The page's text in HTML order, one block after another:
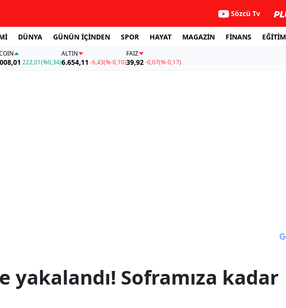
Sözcü Tv
DÜNYA GÜNÜN İÇİNDEN SPOR HAYAT MAGAZİN FİNANS EĞİTİM
222,01(%0,34)
ALTIN
6.654,11 -6,43(%-0,10)
FAİZ
39,92-0,07(%-0,17)
Soframıza kadar